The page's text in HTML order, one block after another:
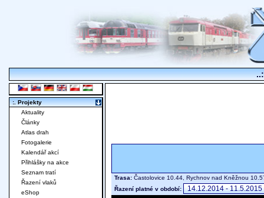
Trasa: Častolovice 10.44, Rychnov nad Kněžnou
Řazení platné v období:
:. Projekty
Aktuality
Články
Atlas drah
Fotogalerie
Kalendář akcí
Přihlášky na akce
Seznam tratí
Řazení vlaků
eShop